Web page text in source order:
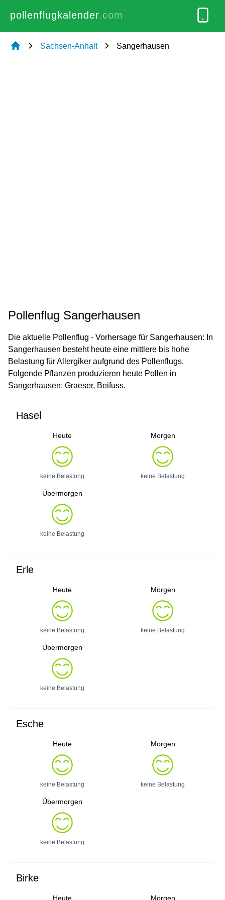
pollenflugkalender.com
Sachsen-Anhalt Sangerhausen
Pollenflug Sangerhausen
Die aktuelle Pollenflug - Vorhersage für Sangerhausen: In
Sangerhausen besteht heute eine mittlere bis hohe
Belastung für Allergiker aufgrund des Pollenflugs.
Folgende Pflanzen produzieren heute Pollen in
Sangerhausen: Graeser, Beifuss.
Hasel
Heute
keine Belastung
Morgen
keine Belastung
Übermorgen
keine Belastung
Erle
Heute
keine Belastung
Morgen
keine Belastung
Übermorgen
keine Belastung
Esche
Heute
keine Belastung
Morgen
keine Belastung
Übermorgen
keine Belastung
Birke
Heute Morgen